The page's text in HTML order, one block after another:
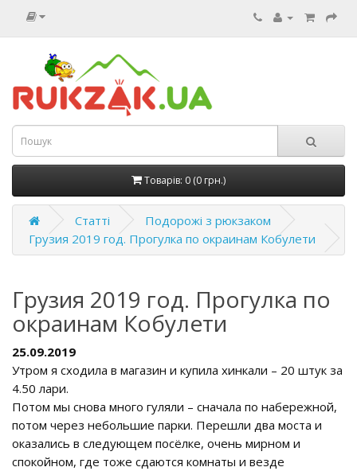
Товарів: 0 (0 грн.)
Статті
Подорожі з рюкзаком
Грузия 2019 год. Прогулка по окраинам Кобулети
Грузия 2019 год. Прогулка по
окраинам Кобулети
25.09.2019
Утром я сходила в магазин и купила хинкали – 20 штук за
4.50 лари.
Потом мы снова много гуляли – сначала по набережной,
потом через небольшие парки. Перешли два моста и
оказались в следующем посёлке, очень мирном и
спокойном, где тоже сдаются комнаты и везде